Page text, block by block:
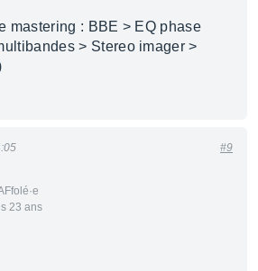
mastering : BBE > EQ phase
> Stereo imager >
23 ans
#9